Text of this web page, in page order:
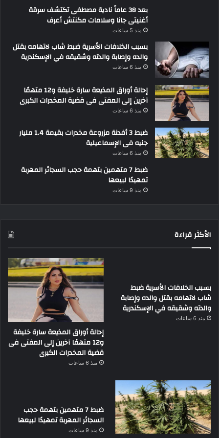
بعد 38 عاماً نادية مصطفى تكتشف سرقة
أغنيتى جانا وسلامات مكنتش أعرف
منذ 5 ساعات
بسبب الخلافات الأسرية ضبط شاب لاتهامه بقتل
والده وإصابة والدته وشقيقه في الإسكندرية
منذ 6 ساعات
إحالة أوراق المذيعة سارة خليفة و12 متهمًا
آخرين إلى المفتى فى قضية المخدرات الكبرى
منذ 6 ساعات
ضبط 3 أفدنة مزروعة مخدرات بقيمة 1.4 مليار
جنيه فى الإسماعيلية
منذ 6 ساعات
ضبط 7 متهمين بتهمة حجب السجائر المهربة
تمهيدًا لبيعها
منذ 9 ساعات
الأكثر قراءة
بسبب الخلافات الأسرية ضبط
شاب لاتهامه بقتل والده وإصابة
والدته وشقيقه في الإسكندرية
منذ 6 ساعات
إحالة أوراق المذيعة سارة خليفة
و12 متهمًا آخرين إلى المفتى فى
قضية المخدرات الكبرى
منذ 6 ساعات
ضبط 7 متهمين بتهمة حجب
السجائر المهربة تمهيدًا لبيعها
منذ 9 ساعات